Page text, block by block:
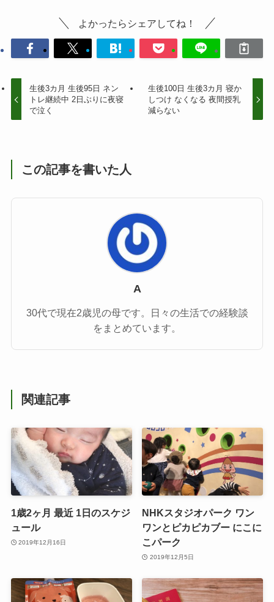
よかったらシェアしてね！
生後3カ月 生後95日 ネン
トレ継続中 2日ぶりに夜寝
で泣く
生後100日 生後3カ月 寝か
しつけ なくなる 夜間授乳
減らない
この記事を書いた人
A
30代で現在2歳児の母です。日々の生活での経験談
をまとめています。
関連記事
1歳2ヶ月 最近 1日のスケジ
ュール
2019年12月16日
NHKスタジオパーク ワン
ワンとピカピカブー にこに
こパーク
2019年12月5日